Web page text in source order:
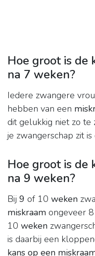
Hoe groot is de
na 7 weken?
Iedere zwangere
hebben van een
dit gelukkig niet zo te
je zwangerschap zit is
Hoe groot is de
na 9 weken?
Bij 9 of 10 weken
miskraam ongeveer
10 weken
is daarbij een
kans op een